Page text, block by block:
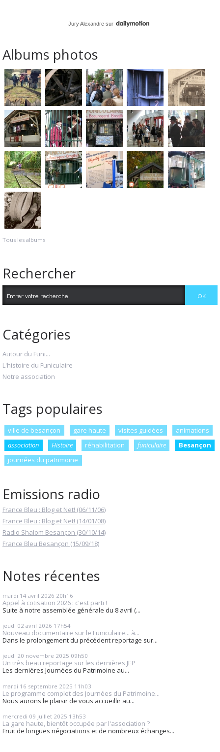
Jury Alexandre sur
Albums photos
Tous les albums
Rechercher
Catégories
Autour du Funi...
L'histoire du Funiculaire
Notre association
Tags populaires
ville de besançon gare haute visites guidées
animations
association
Histoire réhabilitation funiculaire
Besançon
journées du patrimoine
Emissions radio
France Bleu : Blog et Net! (06/11/06)
France Bleu : Blog et Net! (14/01/08)
Radio Shalom Besançon (30/10/14)
France Bleu Besançon (15/09/18)
Notes récentes
mardi 14 avril 2026 20h16
Appel à cotisation 2026 : c'est parti !
Suite à notre assemblée générale du 8 avril (...
jeudi 02 avril 2026 17h54
Nouveau documentaire sur le Funiculaire... à...
Dans le prolongement du précédent reportage sur...
jeudi 20 novembre 2025 09h50
Un très beau reportage sur les dernières JEP
Les dernières Journées du Patrimoine au...
mardi 16 septembre 2025 11h03
Le programme complet des Journées du Patrimoine...
Nous aurons le plaisir de vous accueillir au...
mercredi 09 juillet 2025 13h53
La gare haute, bientôt occupée par l'association ?
Fruit de longues négociations et de nombreux échanges...